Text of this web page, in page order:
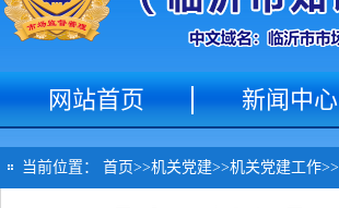
网站首页 新闻中心
当前位置： 首页>>机关党建>>机关党建工作>>